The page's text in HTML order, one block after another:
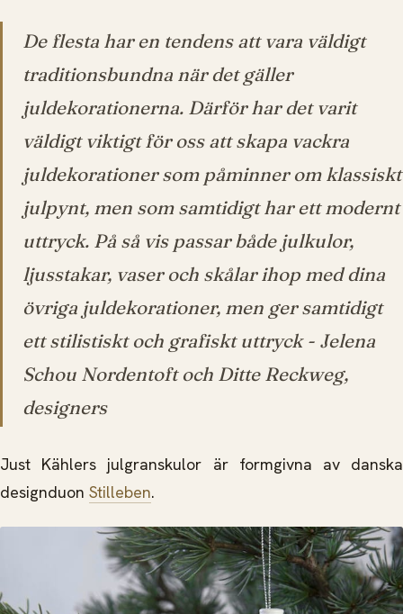
De flesta har en tendens att vara väldigt
traditionsbundna när det gäller
juldekorationerna. Därför har det varit
väldigt viktigt för oss att skapa vackra
juldekorationer som påminner om klassiskt
julpynt, men som samtidigt har ett modernt
uttryck. På så vis passar både julkulor,
ljusstakar, vaser och skålar ihop med dina
övriga juldekorationer, men ger samtidigt
ett stilistiskt och grafiskt uttryck- Jelena
Schou Nordentoft och Ditte Reckweg,
designers
Just Kählers julgranskulor är formgivna av danska
designduon Stilleben.